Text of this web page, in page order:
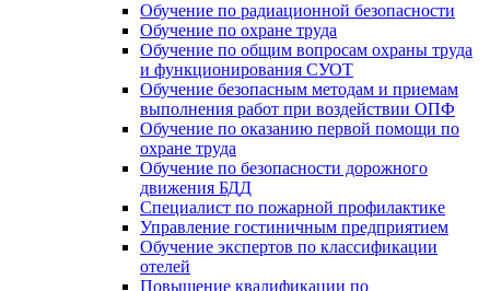
Обучение по радиационной безопасности
Обучение по охране труда
Обучение по общим вопросам охраны труда
и функционирования СУОТ
Обучение безопасным методам и приемам
выполнения работ при воздействии ОПФ
Обучение по оказанию первой помощи по
охране труда
Обучение по безопасности дорожного
движения БДД
Специалист по пожарной профилактике
Управление гостиничным предприятием
Обучение экспертов по классификации
отелей
Повышение квалификации по